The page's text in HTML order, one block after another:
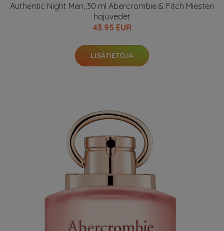
Authentic Night Men, 30 ml Abercrombie & Fitch Miesten
hajuvedet
43.95 EUR
LISÄTIETOJA